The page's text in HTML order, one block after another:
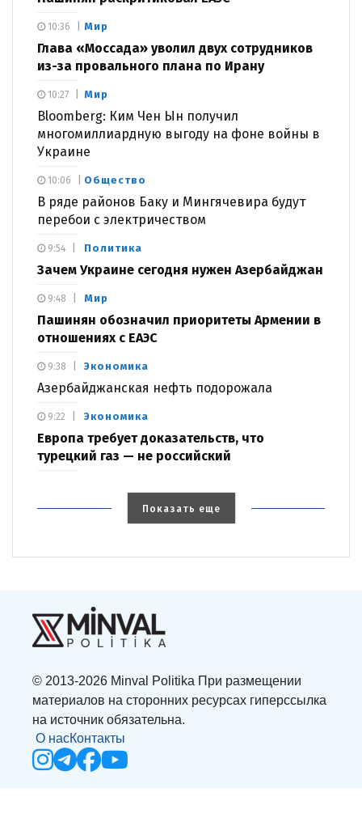
Мир
Глава «Моссада» уволил двух сотрудников
из-за провального плана по Ирану
10:36
Мир
Bloomberg: Ким Чен Ын получил
многомиллиардную выгоду на фоне войны в
Украине
10:27
Общество
В ряде районов Баку и Мингячевира будут
перебои с электричеством
10:06
Политика
Зачем Украине сегодня нужен Азербайджан
9:54
Мир
Пашинян обозначил приоритеты Армении в
отношениях с ЕАЭС
9:48
Экономика
Азербайджанская нефть подорожала
9:38
Экономика
Европа требует доказательств, что
турецкий газ — не российский
9:22
Показать еще
© 2013-2026 Minval Politika При размещении
материалов на сторонних ресурсах гиперссылка
на источник обязательна.
О насКонтакты